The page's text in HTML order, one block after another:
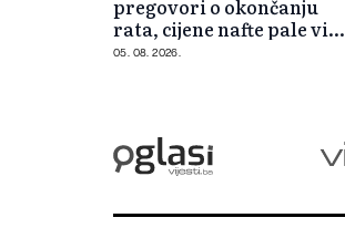
pregovori o okončanju
rata, cijene nafte pale više
od 5 posto
05. 08. 2026.